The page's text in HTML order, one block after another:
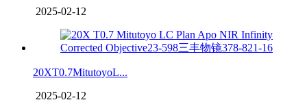
2025-02-12
20XT0.7MitutoyoL...
2025-02-12